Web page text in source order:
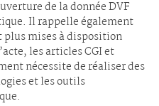
de la donnée DVF
Il rappelle également
mises à disposition
les articles CGI et
nécessite de réaliser des
et les outils